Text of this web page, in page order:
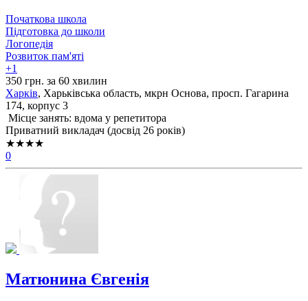
Початкова школа
Підготовка до школи
Логопедія
Розвиток пам'яті
+1
350 грн. за 60 хвилин
Харків, Харьківська область, мкрн Основа, просп. Гагарина
174, корпус 3
Місце занять: вдома у репетитора
Приватний викладач (досвід 26 років)
★★★★
0
Матюнина Євгенія